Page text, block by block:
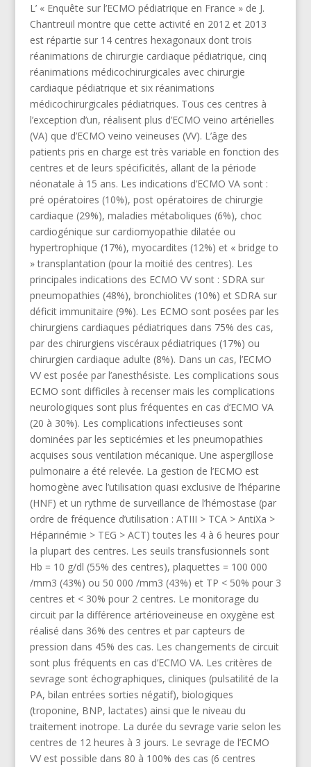
L’ « Enquête sur l’ECMO pédiatrique en France » de J.
Chantreuil montre que cette activité en 2012 et 2013
est répartie sur 14 centres hexagonaux dont trois
réanimations de chirurgie cardiaque pédiatrique, cinq
réanimations médicochirurgicales avec chirurgie
cardiaque pédiatrique et six réanimations
médicochirurgicales pédiatriques. Tous ces centres à
l’exception d’un, réalisent plus d’ECMO veino artérielles
(VA) que d’ECMO veino veineuses (VV). L’âge des
patients pris en charge est très variable en fonction des
centres et de leurs spécificités, allant de la période
néonatale à 15 ans. Les indications d’ECMO VA sont :
pré opératoires (10%), post opératoires de chirurgie
cardiaque (29%), maladies métaboliques (6%), choc
cardiogénique sur cardiomyopathie dilatée ou
hypertrophique (17%), myocardites (12%) et « bridge to
» transplantation (pour la moitié des centres). Les
principales indications des ECMO VV sont : SDRA sur
pneumopathies (48%), bronchiolites (10%) et SDRA sur
déficit immunitaire (9%). Les ECMO sont posées par les
chirurgiens cardiaques pédiatriques dans 75% des cas,
par des chirurgiens viscéraux pédiatriques (17%) ou
chirurgien cardiaque adulte (8%). Dans un cas, l’ECMO
VV est posée par l’anesthésiste. Les complications sous
ECMO sont difficiles à recenser mais les complications
neurologiques sont plus fréquentes en cas d’ECMO VA
(20 à 30%). Les complications infectieuses sont
dominées par les septicémies et les pneumopathies
acquises sous ventilation mécanique. Une aspergillose
pulmonaire a été relevée. La gestion de l’ECMO est
homogène avec l’utilisation quasi exclusive de l’héparine
(HNF) et un rythme de surveillance de l’hémostase (par
ordre de fréquence d’utilisation : ATIII > TCA > AntiXa >
Héparinémie > TEG > ACT) toutes les 4 à 6 heures pour
la plupart des centres. Les seuils transfusionnels sont
Hb = 10 g/dl (55% des centres), plaquettes = 100 000
/mm3 (43%) ou 50 000 /mm3 (43%) et TP < 50% pour 3
centres et < 30% pour 2 centres. Le monitorage du
circuit par la différence artérioveineuse en oxygène est
réalisé dans 36% des centres et par capteurs de
pression dans 45% des cas. Les changements de circuit
sont plus fréquents en cas d’ECMO VA. Les critères de
sevrage sont échographiques, cliniques (pulsatilité de la
PA, bilan entrées sorties négatif), biologiques
(troponine, BNP, lactates) ainsi que le niveau du
traitement inotrope. La durée du sevrage varie selon les
centres de 12 heures à 3 jours. Le sevrage de l’ECMO
VV est possible dans 80 à 100% des cas (6 centres